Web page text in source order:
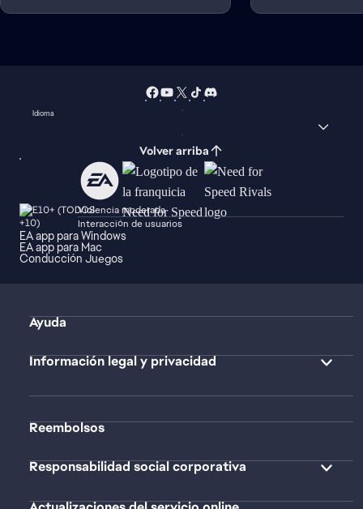
Idioma
Volver arriba
Violencia moderada
Interacción de usuarios
EA app para Windows
EA app para Mac
Conducción Juegos
Ayuda
Información legal y privacidad
Reembolsos
Responsabilidad social corporativa